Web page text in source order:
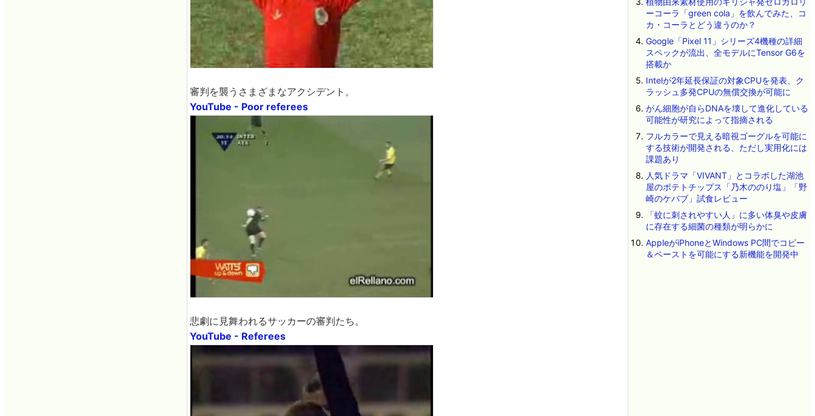
審判を襲うさまざまなアクシデント。
YouTube - Poor referees
悲劇に見舞われるサッカーの審判たち。
YouTube - Referees
ーコーラ「green cola」を飲んでみた、コ
カ・コーラとどう違うのか？
Google「Pixel 11」シリーズ4機種の詳細
スペックが流出、全モデルにTensor G6を
搭載か
Intelが2年延長保証の対象CPUを発表、ク
ラッシュ多発CPUの無償交換が可能に
がん細胞が自らDNAを壊して進化している
可能性が研究によって指摘される
フルカラーで見える暗視ゴーグルを可能に
する技術が開発される、ただし実用化には
課題あり
人気ドラマ「VIVANT」とコラボした湖池
屋のポテトチップス「乃木ののり塩」「野
崎のケバブ」試食レビュー
「蚊に刺されやすい人」に多い体臭や皮膚
に存在する細菌の種類が明らかに
AppleがiPhoneとWindows PC間でコピー
＆ペーストを可能にする新機能を開発中